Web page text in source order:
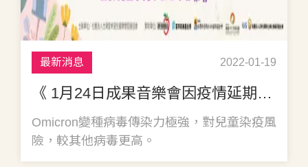
最新消息 2022-01-19
《 1月24日成果音樂會因疫情延期公告 》
Omicron變種病毒傳染力極強，對兒童染疫風
險，較其他病毒更高。